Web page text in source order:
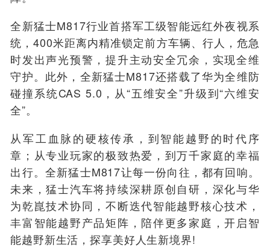
全新猛士M817行业首搭军工级智能远红外夜视系
统，400米距离内精准锁定前方车辆、行人，危急
时发出声光预警，提升主动安全冗余，实现全维
守护。此外，全新猛士M817还搭载了华为全维防
碰撞系统CAS 5.0，从“五维安全”升级到“六维安
全”。
从军工血脉的硬核传承，到智能越野的时代序
章；从专业玩家的极致热爱，到万千家庭的幸福
出行。全新猛士M817让每一份向往，都有回响。
未来，猛士汽车将持续深耕原创自研，深化与华
为乾崑技术协同，不断迭代智能越野核心技术，
丰富智能越野产品矩阵，陪伴更多家庭，开启智
能越野新生活，探享美好人生新境界!